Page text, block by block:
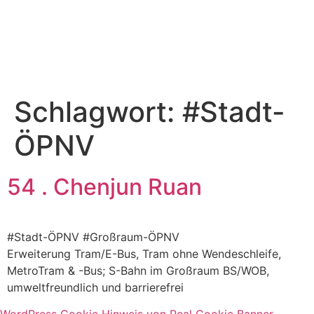
Schlagwort: #Stadt-
ÖPNV
54 . Chenjun Ruan
#Stadt-ÖPNV #Großraum-ÖPNV
Erweiterung Tram/E-Bus, Tram ohne Wendeschleife,
MetroTram & -Bus; S-Bahn im Großraum BS/WOB,
umweltfreundlich und barrierefrei